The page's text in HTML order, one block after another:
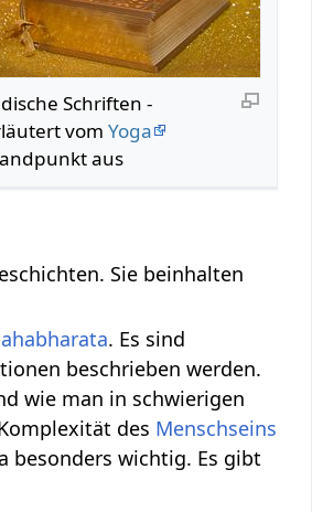
Schriften -
vomYoga
aus
Sie beinhalten
. Es sind
beschrieben werden.
wie man in schwierigen
des Menschseins
besonders wichtig. Es gibt